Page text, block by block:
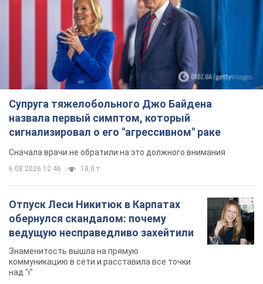
Супруга тяжелобольного Джо Байдена
назвала первый симптом, который
сигнализировал о его "агрессивном" раке
Сначала врачи не обратили на это должного внимания
6.08.2026 12:46 18,0 т.
Отпуск Леси Никитюк в Карпатах
обернулся скандалом: почему
ведущую несправедливо захейтили
Знаменитость вышла на прямую
коммуникацию в сети и расставила все точки
над "i"